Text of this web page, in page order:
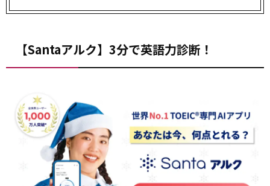
【Santaアルク】3分で英語力診断！